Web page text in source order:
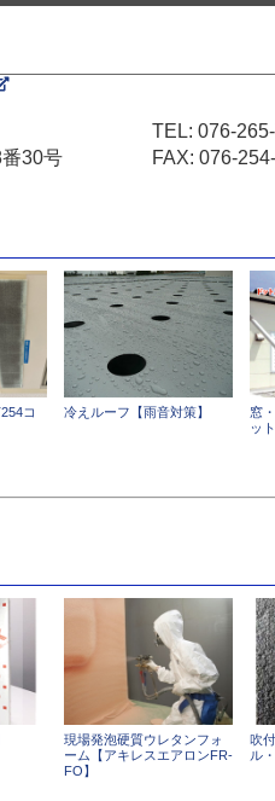
30号
TEL: 076-
FAX: 076-
コ
冷えルーフ【雨音対策】
窓
ッ
現場発泡硬質ウレタンフォ
ーム【アキレスエアロンFR-
FO】
吹
ル